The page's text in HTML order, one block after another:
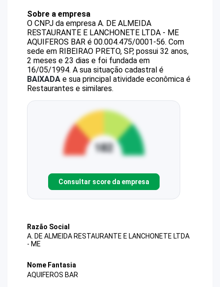
Sobre a empresa
O CNPJ da empresa A. DE ALMEIDA
RESTAURANTE E LANCHONETE LTDA - ME
AQUIFEROS BAR é 00.004.475/0001-56. Com
sede em RIBEIRAO PRETO, SP, possui 32 anos,
2 meses e 23 dias e foi fundada em
16/05/1994. A sua situação cadastral é
BAIXADA e sua principal atividade econômica é
Restaurantes e similares.
Consultar score da empresa
Razão Social
A. DE ALMEIDA RESTAURANTE E LANCHONETE LTDA
- ME
Nome Fantasia
AQUIFEROS BAR